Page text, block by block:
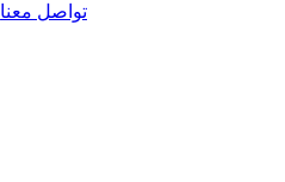
تواصل معنا